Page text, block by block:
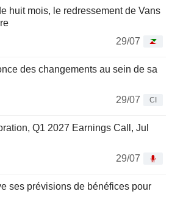
huit mois, le redressement de Vans
29/07
des changements au sein de sa
29/07
CI
Q1 2027 Earnings Call, Jul
29/07
ses prévisions de bénéfices pour